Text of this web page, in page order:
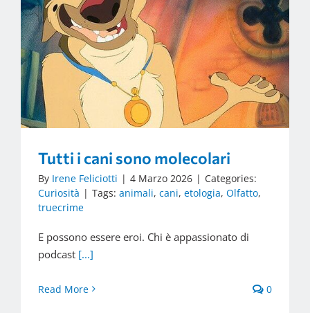
Tutti i cani sono molecolari
By Irene Feliciotti | 4 Marzo 2026 | Categories:
Curiosità | Tags: animali, cani, etologia, Olfatto,
truecrime
E possono essere eroi. Chi è appassionato di
podcast[...]
Read More 0